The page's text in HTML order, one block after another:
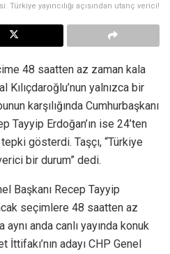
Türkiye yayıncılığı açısından utanç verici!
48 saatten az zaman kala
Kılıçdaroğlu’nun yalnızca bir
karşılığında Cumhurbaşkanı
Tayyip Erdoğan’ın ise 24’ten
gösterdi. Taşçı, “Türkiye
bir durum” dedi.
Başkanı Recep Tayyip
seçimlere 48 saatten az
anda canlı yayında konuk
adayı CHP Genel